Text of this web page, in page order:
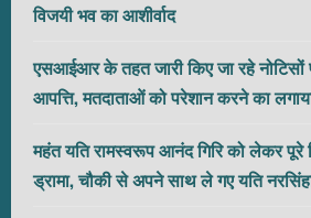
विजयी भव का आशीर्वाद
एसआईआर के तहत जारी किए जा रहे नोटिसों
आपत्ति, मतदाताओं को परेशान करने का
महंत यति रामस्वरूप आनंद गिरि को लेकर पूरे
ड्रामा, चौकी से अपने साथ ले गए यति